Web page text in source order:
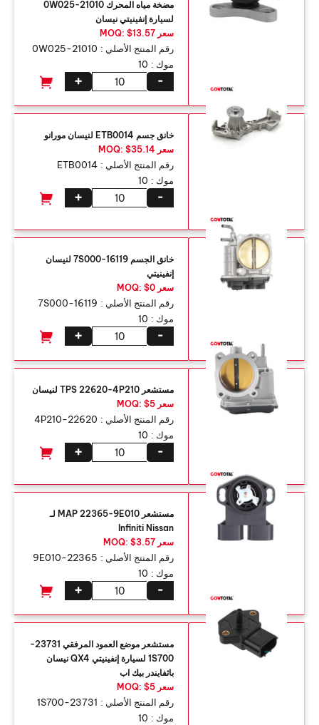
مضخة مياه المحرك 21010-0W025
لسيارة إنفينيتي نيسان
سعر MOQ: $13.57
رقم المنتج الأصلي : 21010-0W025
موك : 10
+ -
خانق جسم ETB0014 لنيسان مورانو
سعر MOQ: $35.14
رقم المنتج الأصلي : ETB0014
موك : 10
+ -
خانق الجسم 16119-7S000 لنيسان
إنفينيتي
سعر MOQ: $0
رقم المنتج الأصلي : 16119-7S000
موك : 10
+ -
مستشعر TPS 22620-4P210 لنيسان
سعر MOQ: $5
رقم المنتج الأصلي : 22620-4P210
موك : 10
+ -
مستشعر MAP 22365-9E010 لـ
Infiniti Nissan
سعر MOQ: $3.57
رقم المنتج الأصلي : 22365-9E010
موك : 10
+ -
مستشعر موضع العمود المرفقي 23731-
1S700 لسيارة إنفينيتي QX4 نيسان
باثفايندر بيك اب
سعر MOQ: $5
رقم المنتج الأصلي : 23731-1S700
موك : 10